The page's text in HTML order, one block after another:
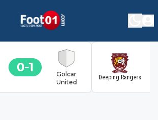
0 1
Golcar
United
Deeping Rangers